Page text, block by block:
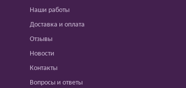
Наши работы
Доставка и оплата
Отзывы
Новости
Контакты
Вопросы и ответы